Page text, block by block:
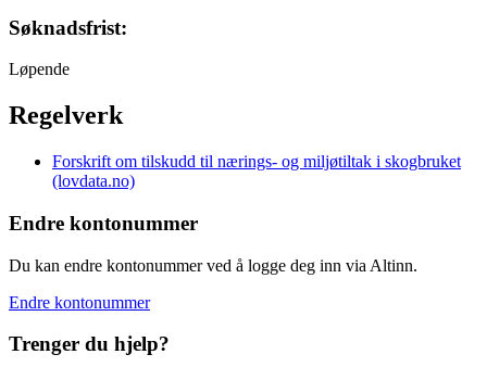
Søknadsfrist:
Løpende
Regelverk
Forskrift om tilskudd til nærings- og miljøtiltak i skogbruket
(lovdata.no)
Endre kontonummer
Du kan endre kontonummer ved å logge deg inn via Altinn.
Endre kontonummer
Trenger du hjelp?